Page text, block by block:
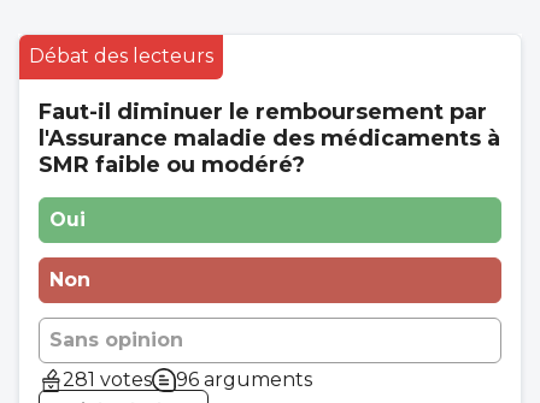
Débat des lecteurs
Faut-il diminuer le remboursement par
l'Assurance maladie des médicaments à
SMR faible ou modéré?
Oui
Non
Sans opinion
281 votes
96 arguments